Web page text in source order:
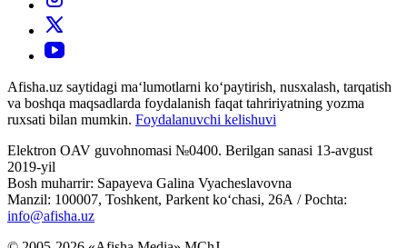
Afisha.uz saytidagi ma‘lumotlarni ko‘paytirish, nusxalash, tarqatish
va boshqa maqsadlarda foydalanish faqat tahririyatning yozma
ruxsati bilan mumkin. Foydalanuvchi kelishuvi
Elektron OAV guvohnomasi №0400. Berilgan sanasi 13-avgust
2019-yil
Bosh muharrir: Sapayeva Galina Vyacheslavovna
Manzil: 100007, Toshkent, Parkent ko‘chasi, 26А / Pochta:
info@afisha.uz